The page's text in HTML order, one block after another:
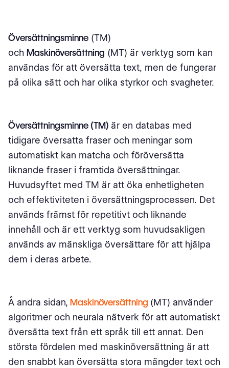
Översättningsminne (TM)
och Maskinöversättning (MT) är verktyg som kan
användas för att översätta text, men de fungerar
på olika sätt och har olika styrkor och svagheter.
Översättningsminne (TM) är en databas med
tidigare översatta fraser och meningar som
automatiskt kan matcha och föröversätta
liknande fraser i framtida översättningar.
Huvudsyftet med TM är att öka enhetligheten
och effektiviteten i översättningsprocessen. Det
används främst för repetitivt och liknande
innehåll och är ett verktyg som huvudsakligen
används av mänskliga översättare för att hjälpa
dem i deras arbete.
Å andra sidan, Maskinöversättning (MT) använder
algoritmer och neurala nätverk för att automatiskt
översätta text från ett språk till ett annat. Den
största fördelen med maskinöversättning är att
den snabbt kan översätta stora mängder text och